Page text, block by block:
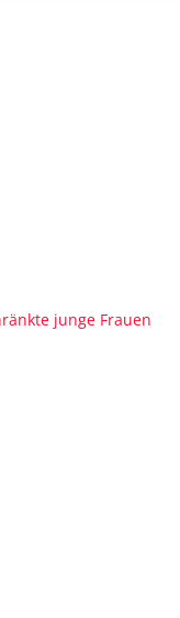
junge Frauen